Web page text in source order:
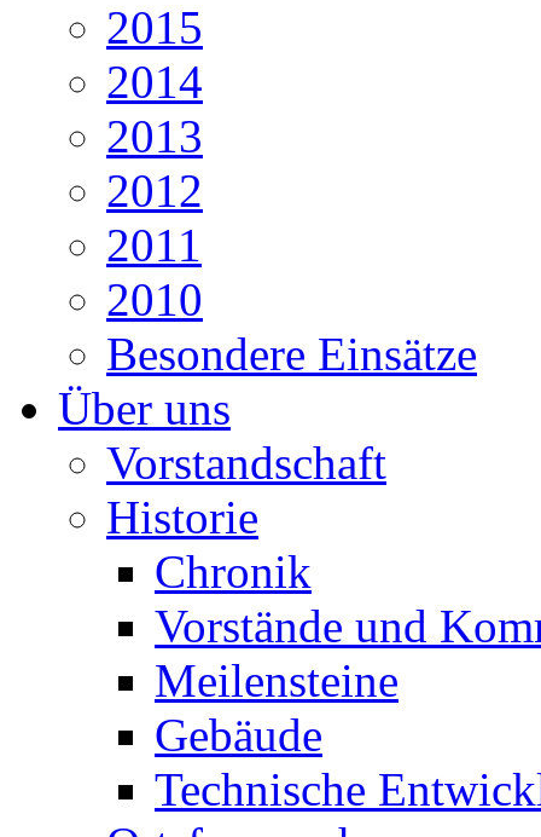
2015
2014
2013
2012
2011
2010
Besondere Einsätze
Über uns
Vorstandschaft
Historie
Chronik
Vorstände und
Meilensteine
Gebäude
Technische